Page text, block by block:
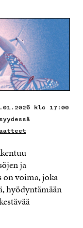
klo 17:00
ja
voima, joka
hyödyntämään